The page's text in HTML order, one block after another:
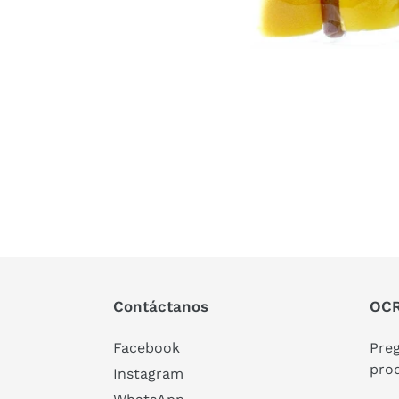
Contáctanos
Facebook
Instagram